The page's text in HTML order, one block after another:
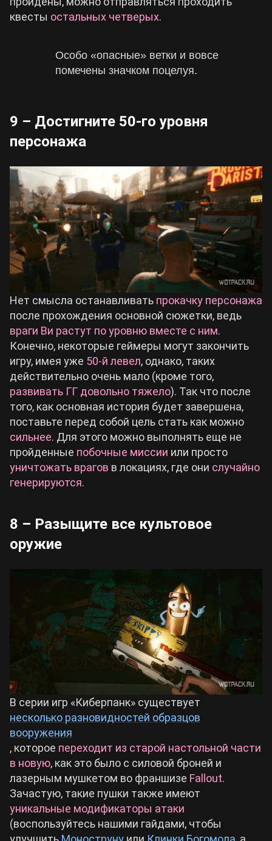
квесты остальных четверых.
Особо «опасные» ветки и вовсе
помечены значком поцелуя.
9 – Достигните 50-го уровня
персонажа
Нет смысла останавливать прокачку персонажа
после прохождения основной сюжетки, ведь
враги Ви растут по уровню вместе с ним.
Конечно, некоторые геймеры могут закончить
игру, имея уже 50-й левел, однако, таких
действительно очень мало (кроме того,
развивать ГГ довольно тяжело). Так что после
того, как основная история будет завершена,
поставьте перед собой цель стать как можно
сильнее. Для этого можно выполнять еще не
пройденные побочные миссии или просто
уничтожать врагов в локациях, где они случайно
генерируются.
8 – Разыщите все культовое
оружие
В серии игр «Киберпанк» существует
несколько разновидностей образцов
вооружения
, которое переходит из старой настольной части
в новую, как это было с силовой броней и
лазерным мушкетом во франшизе Fallout.
Зачастую, такие пушки также имеют
уникальные модификаторы атаки
(воспользуйтесь нашими гайдами, чтобы